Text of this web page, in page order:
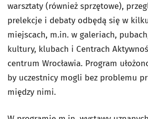
warsztaty (również sprzętowe),
prelekcje i debaty odbędą się w
miejscach, m.in. w galeriach,
kultury, klubach i Centrach
centrum Wrocławia. Program
by uczestnicy mogli bez problemu
między nimi.